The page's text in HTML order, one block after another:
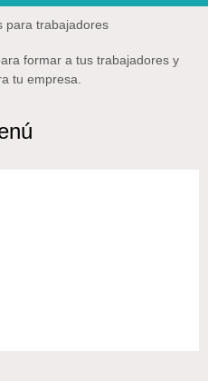
formar a tus trabajadores y
tu empresa.